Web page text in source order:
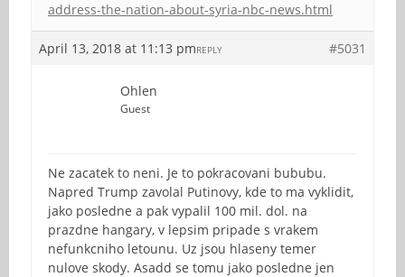
address-the-nation-about-syria-nbc-news.html
April 13, 2018 at 11:13 pm #5031
REPLY
Ohlen
Guest
Ne zacatek to neni. Je to pokracovani bububu.
Napred Trump zavolal Putinovy, kde to ma vyklidit,
jako posledne a pak vypalil 100 mil. dol. na
prazdne hangary, v lepsim pripade s vrakem
nefunkcniho letounu. Uz jsou hlaseny temer
nulove skody. Asadd se tomu jako posledne jen